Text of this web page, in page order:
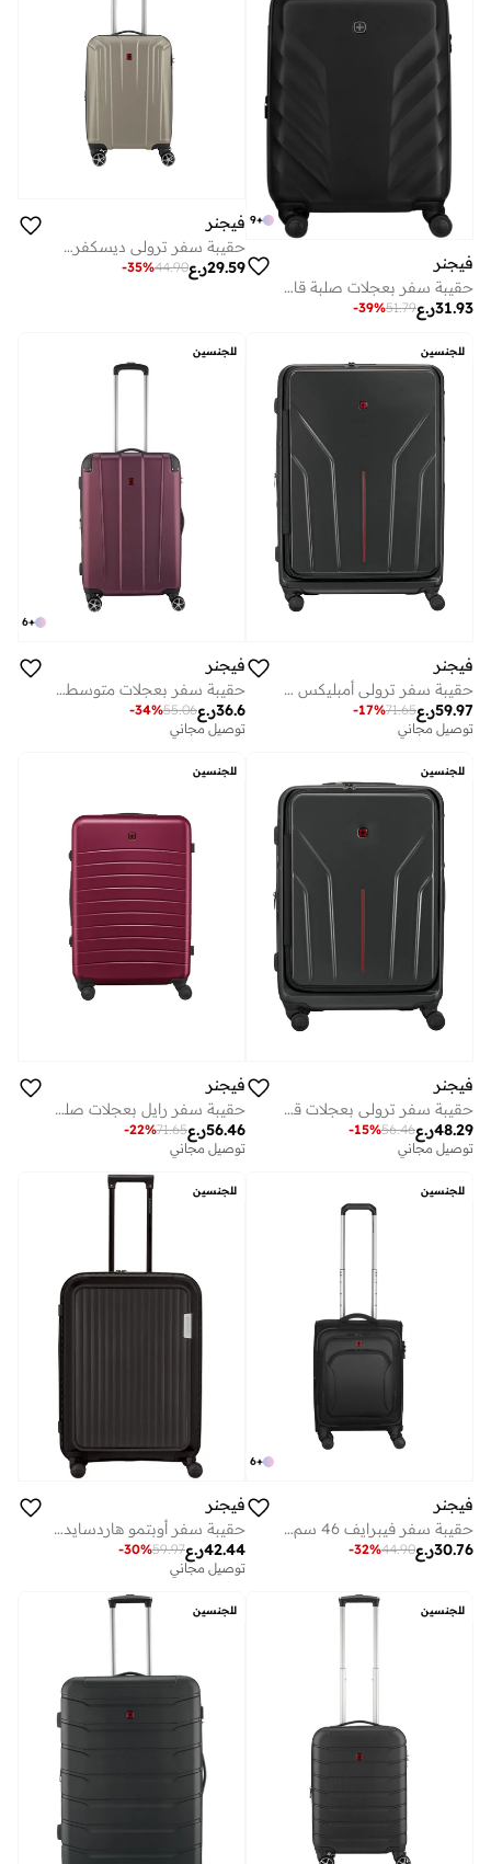
+
9
فيجنر
حقيبة سفر بعجلات صلبة قابلة للتوسيع سم أسود
ر.ع31.93
51.79
-39%
فيجنر
حقيبة سفر ترولي ديسكفري ميديم هاردسايد قابلة للتوسيع 67 سم برونزي
ر.ع29.59
44.90
-35%
للجنسين
فيجنر
حقيبة سفر ترولي أمبليكس هاردسايد قابلة للتوسيع 83 سم أسود
ر.ع59.97
71.65
-17%
توصيل مجاني
للجنسين
+
6
فيجنر
حقيبة سفر بعجلات متوسطة صلبة قابلة للتوسيع سم أحمر
ر.ع36.6
55.06
-34%
توصيل مجاني
للجنسين
فيجنر
حقيبة سفر ترولي بعجلات قابلة للتوسيع سم - بحيرة عميقة
ر.ع48.29
56.46
-15%
توصيل مجاني
للجنسين
فيجنر
حقيبة سفر رايل بعجلات صلبة مقاس سم لون عنابي
ر.ع56.46
71.65
-22%
توصيل مجاني
للجنسين
+
6
فيجنر
حقيبة سفر فيبرايف 46 سم سوفت كيس بعجلات مزدوجة قابلة للتوسيع أسود
ر.ع30.76
44.90
-32%
للجنسين
فيجنر
حقيبة سفر أوبتمو هاردسايد قابلة للتوسيع 70 سم أسود - 653313
ر.ع42.44
59.97
-30%
توصيل مجاني
للجنسين للجنسين